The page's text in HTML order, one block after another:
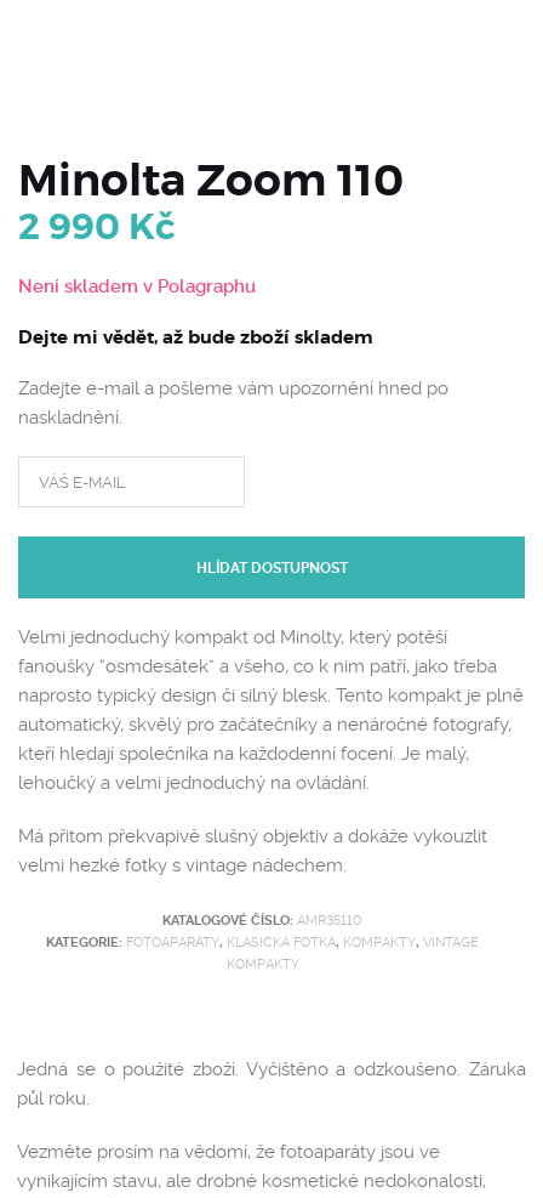
Minolta Zoom 110
2 990 Kč
Není skladem v Polagraphu
Dejte mi vědět, až bude zboží skladem
Zadejte e-mail a pošleme vám upozornění hned po
naskladnění.
HLÍDAT DOSTUPNOST
Velmi jednoduchý kompakt od Minolty, který potěší
fanoušky “osmdesátek” a všeho, co k nim patří, jako třeba
naprosto typický design či silný blesk. Tento kompakt je plně
automatický, skvělý pro začátečníky a nenáročné fotografy,
kteří hledají společníka na každodenní focení. Je malý,
lehoučký a velmi jednoduchý na ovládání.
Má přitom překvapivě slušný objektiv a dokáže vykouzlit
velmi hezké fotky s vintage nádechem.
KATALOGOVÉ ČÍSLO: AMR35110
KATEGORIE: FOTOAPARÁTY, KLASICKÁ FOTKA, KOMPAKTY, VINTAGE
KOMPAKTY
Jedná se o použité zboží. Vyčištěno a odzkoušeno. Záruka
půl roku.
Vezměte prosím na vědomí, že fotoaparáty jsou ve
vynikajícím stavu, ale drobné kosmetické nedokonalosti,